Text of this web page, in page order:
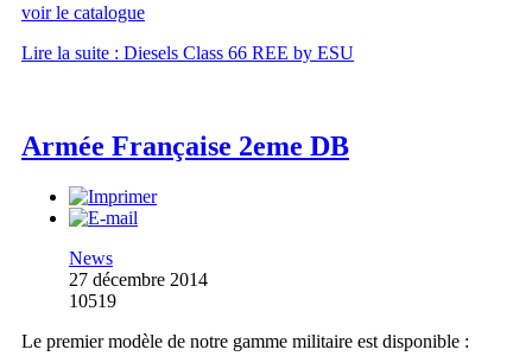
voir le catalogue
Lire la suite : Diesels Class 66 REE by ESU
Armée Française 2eme DB
News
27 décembre 2014
10519
Le premier modèle de notre gamme militaire est disponible :